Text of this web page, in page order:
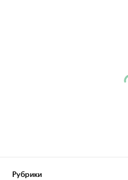
Рубрики